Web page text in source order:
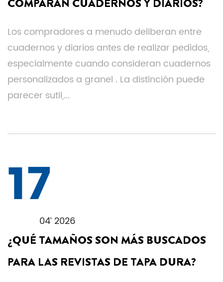
COMPARAN CUADERNOS Y DIARIOS?
Los compradores a menudo deliberan entre
cuadernos y diarios antes de realizar pedidos,
especialmente cuando consideran cuadernos
personalizados a granel . La distinción puede
parecer sutil,...
1704’ 2026
¿QUÉ TAMAÑOS SON MÁS BUSCADOS
PARA LAS REVISTAS DE TAPA DURA?